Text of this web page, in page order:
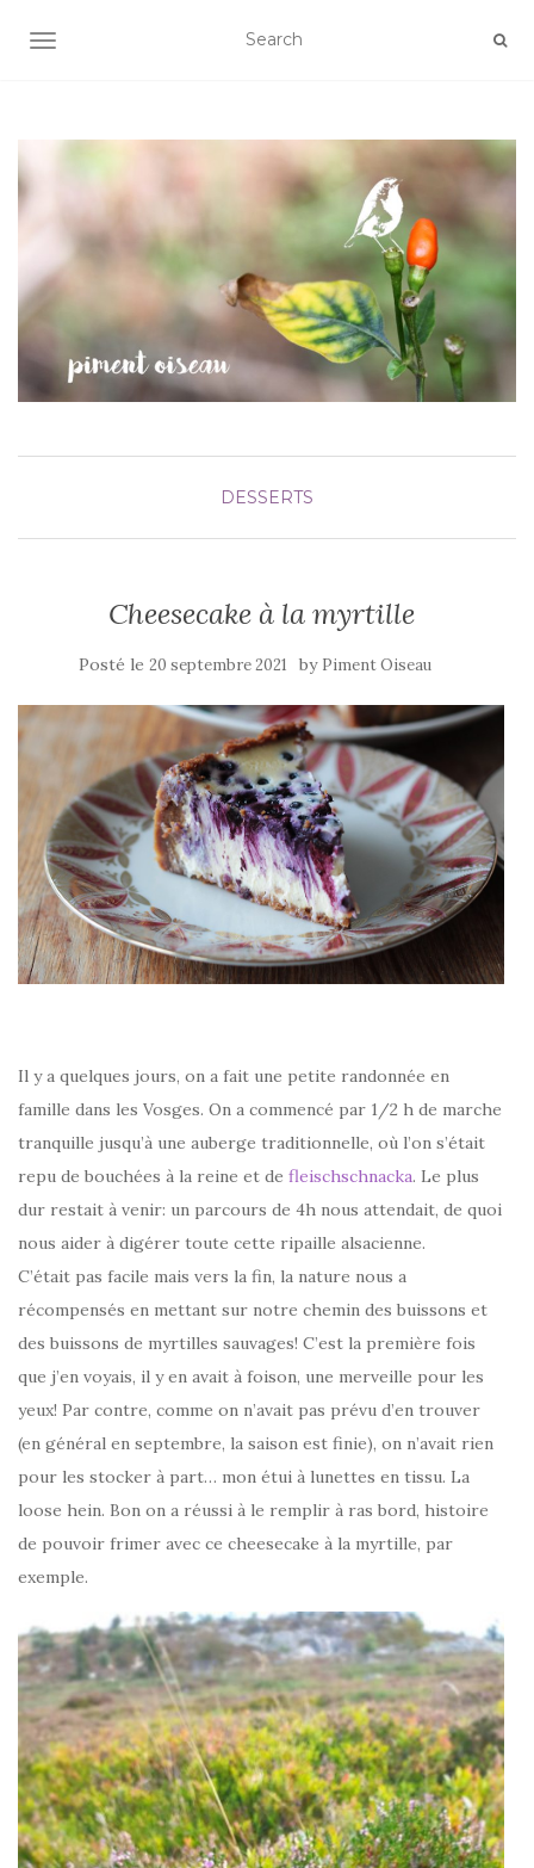
AFFICHER/MASQUER LA NAVIGATION
DESSERTS
Cheesecake à la myrtille
Posté le 20 septembre 2021 by Piment Oiseau
Il y a quelques jours, on a fait une petite randonnée en
famille dans les Vosges. On a commencé par 1/2 h de marche
tranquille jusqu’à une auberge traditionnelle, où l’on s’était
repu de bouchées à la reine et de fleischschnacka. Le plus
dur restait à venir: un parcours de 4h nous attendait, de quoi
nous aider à digérer toute cette ripaille alsacienne.
C’était pas facile mais vers la fin, la nature nous a
récompensés en mettant sur notre chemin des buissons et
des buissons de myrtilles sauvages! C’est la première fois
que j’en voyais, il y en avait à foison, une merveille pour les
yeux! Par contre, comme on n’avait pas prévu d’en trouver
(en général en septembre, la saison est finie), on n’avait rien
pour les stocker à part… mon étui à lunettes en tissu. La
loose hein. Bon on a réussi à le remplir à ras bord, histoire
de pouvoir frimer avec ce cheesecake à la myrtille, par
exemple.